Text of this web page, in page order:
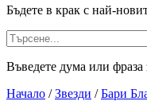
Бъдете в крак с най-
Въведете дума или фраза
Начало / Звезди / Бари